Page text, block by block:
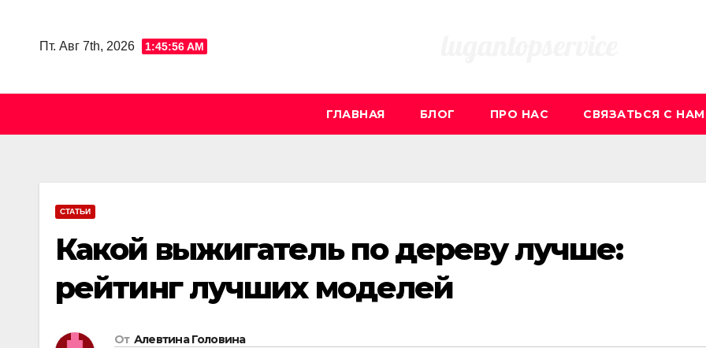
Пт. Авг 7th, 2026 1:45:57 AM
ГЛАВНАЯ БЛОГ ПРО НАС СВЯЗАТЬСЯ С
СТАТЬИ
Какой выжигатель по дереву лучше:
рейтинг лучших моделей
От Алевтина Головина